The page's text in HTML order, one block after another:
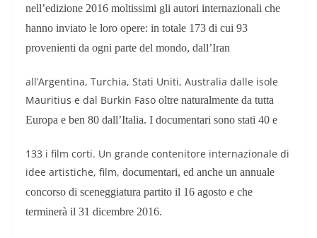
nell’edizione 2016 moltissimi gli autori internazionali che
hanno inviato le loro opere: in totale 173 di cui 93
provenienti da ogni parte del mondo, dall’Iran
all’Argentina, Turchia, Stati Uniti, Australia dalle isole
Mauritius e dal Burkin Faso oltre naturalmente da tutta
Europa e ben 80 dall’Italia. I documentari sono stati 40 e
133 i film corti. Un grande contenitore internazionale di
idee artistiche, film, documentari, ed anche un annuale
concorso di sceneggiatura partito il 16 agosto e che
terminerà il 31 dicembre 2016.